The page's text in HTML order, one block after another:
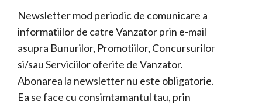
Newsletter mod periodic de comunicare a
informatiilor de catre Vanzator prin e-mail
asupra Bunurilor, Promotiilor, Concursurilor
si/sau Serviciilor oferite de Vanzator.
Abonarea la newsletter nu este obligatorie.
Ea se face cu consimtamantul tau, prin